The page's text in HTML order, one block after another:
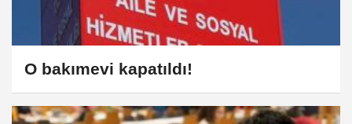
O bakımevi kapatıldı!